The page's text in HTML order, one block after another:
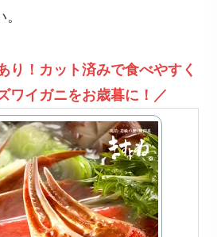
り！カット済みで食べやすく
ワイガニをお歳暮に！／